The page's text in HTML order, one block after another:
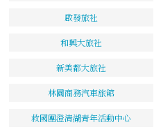
啟發旅社
和興大旅社
新美都大旅社
林園商務汽車旅館
救國團澄清湖青年活動中心